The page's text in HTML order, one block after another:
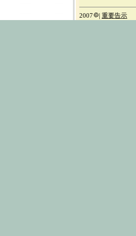
2007 | 重要告示